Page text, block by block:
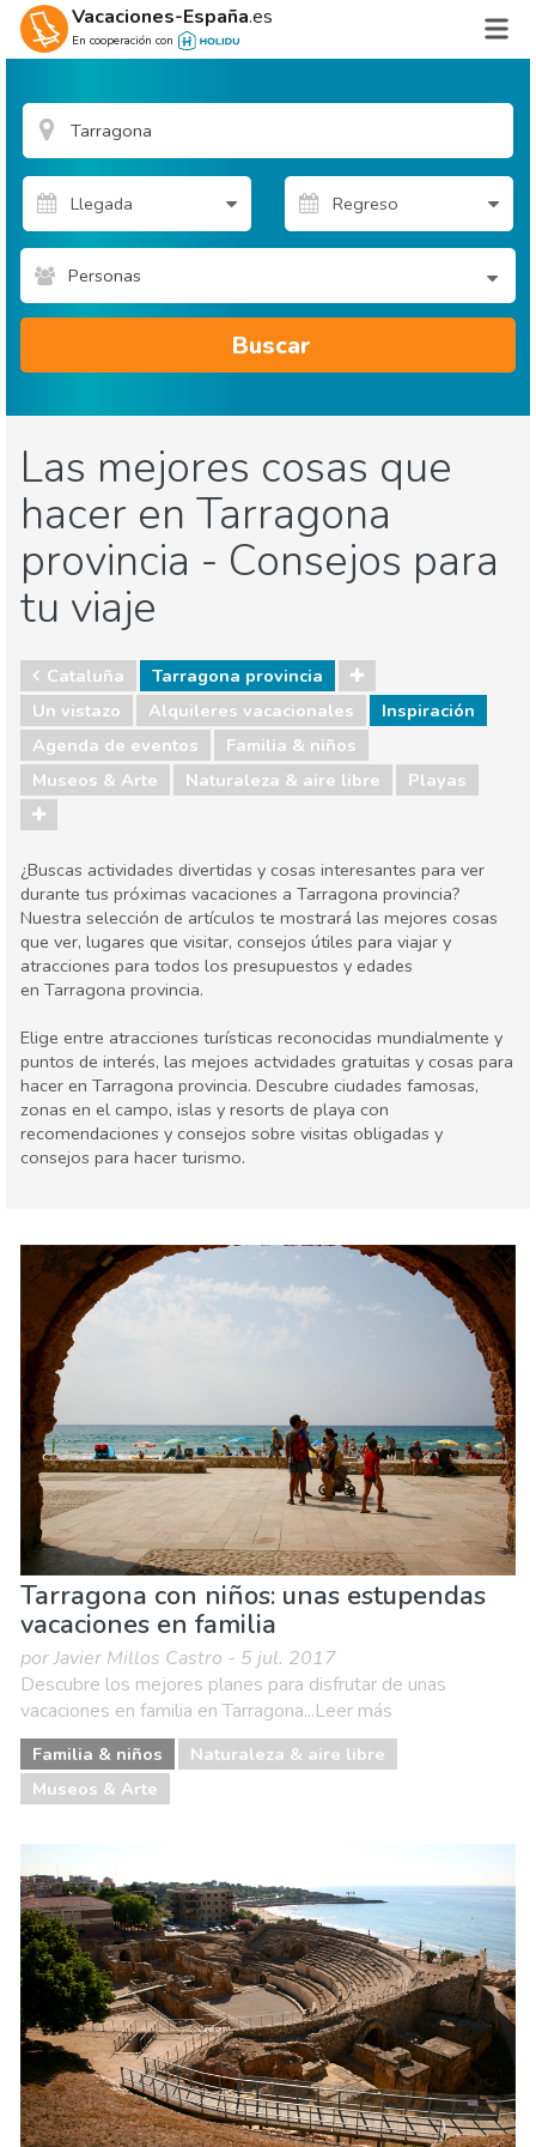
Vacaciones-España.es
En cooperación con
Personas
Buscar
Las mejores cosas que
hacer en Tarragona
provincia - Consejos para
tu viaje
Cataluña
Tarragona provincia
Un vistazo
Alquileres vacacionales
Inspiración
Agenda de eventos
Familia & niños
Museos & Arte
Naturaleza & aire libre Playas
¿Buscas actividades divertidas y cosas interesantes para ver
durante tus próximas vacaciones a Tarragona provincia?
Nuestra selección de artículos te mostrará las mejores cosas
que ver, lugares que visitar, consejos útiles para viajar y
atracciones para todos los presupuestos y edades
en Tarragona provincia.
Elige entre atracciones turísticas reconocidas mundialmente y
puntos de interés, las mejoes actvidades gratuitas y cosas para
hacer en Tarragona provincia. Descubre ciudades famosas,
zonas en el campo, islas y resorts de playa con
recomendaciones y consejos sobre visitas obligadas y
consejos para hacer turismo.
Agenda de eventos
Museos & Arte
Naturaleza & aire libre Playas
Tarragona con niños: unas estupendas
vacaciones en familia
por Javier Millos Castro - 5 jul. 2017
Descubre los mejores planes para disfrutar de unas
vacaciones en familia en Tarragona...Leer más
Familia & niños
Naturaleza & aire libre
Museos & Arte